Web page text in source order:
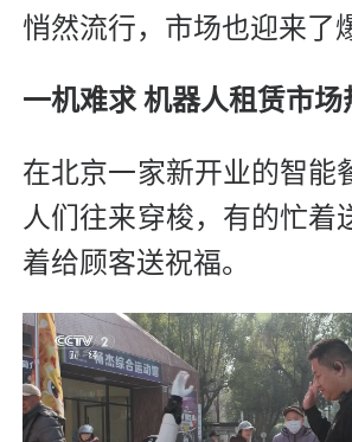
悄然流行，市场也迎来了
一机难求 机器人租赁市场
在北京一家新开业的智能
人们往来穿梭，有的忙着
着给顾客送祝福。